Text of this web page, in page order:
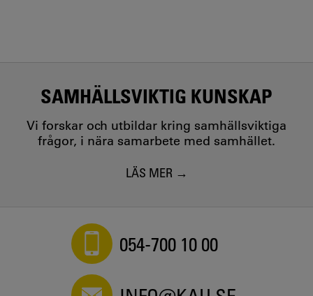
SAMHÄLLSVIKTIG KUNSKAP
Vi forskar och utbildar kring samhällsviktiga
frågor, i nära samarbete med samhället.
LÄS MER
054-700 10 00